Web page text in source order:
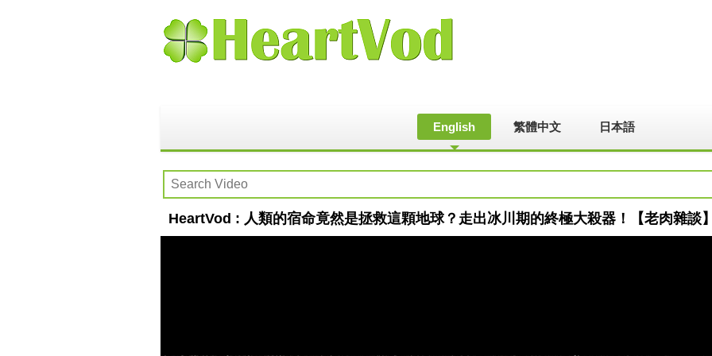
English 繁體中文 日本語
HeartVod : 人類的宿命竟然是拯救這顆地球？走出冰川期的終極大殺器！【老肉雜談